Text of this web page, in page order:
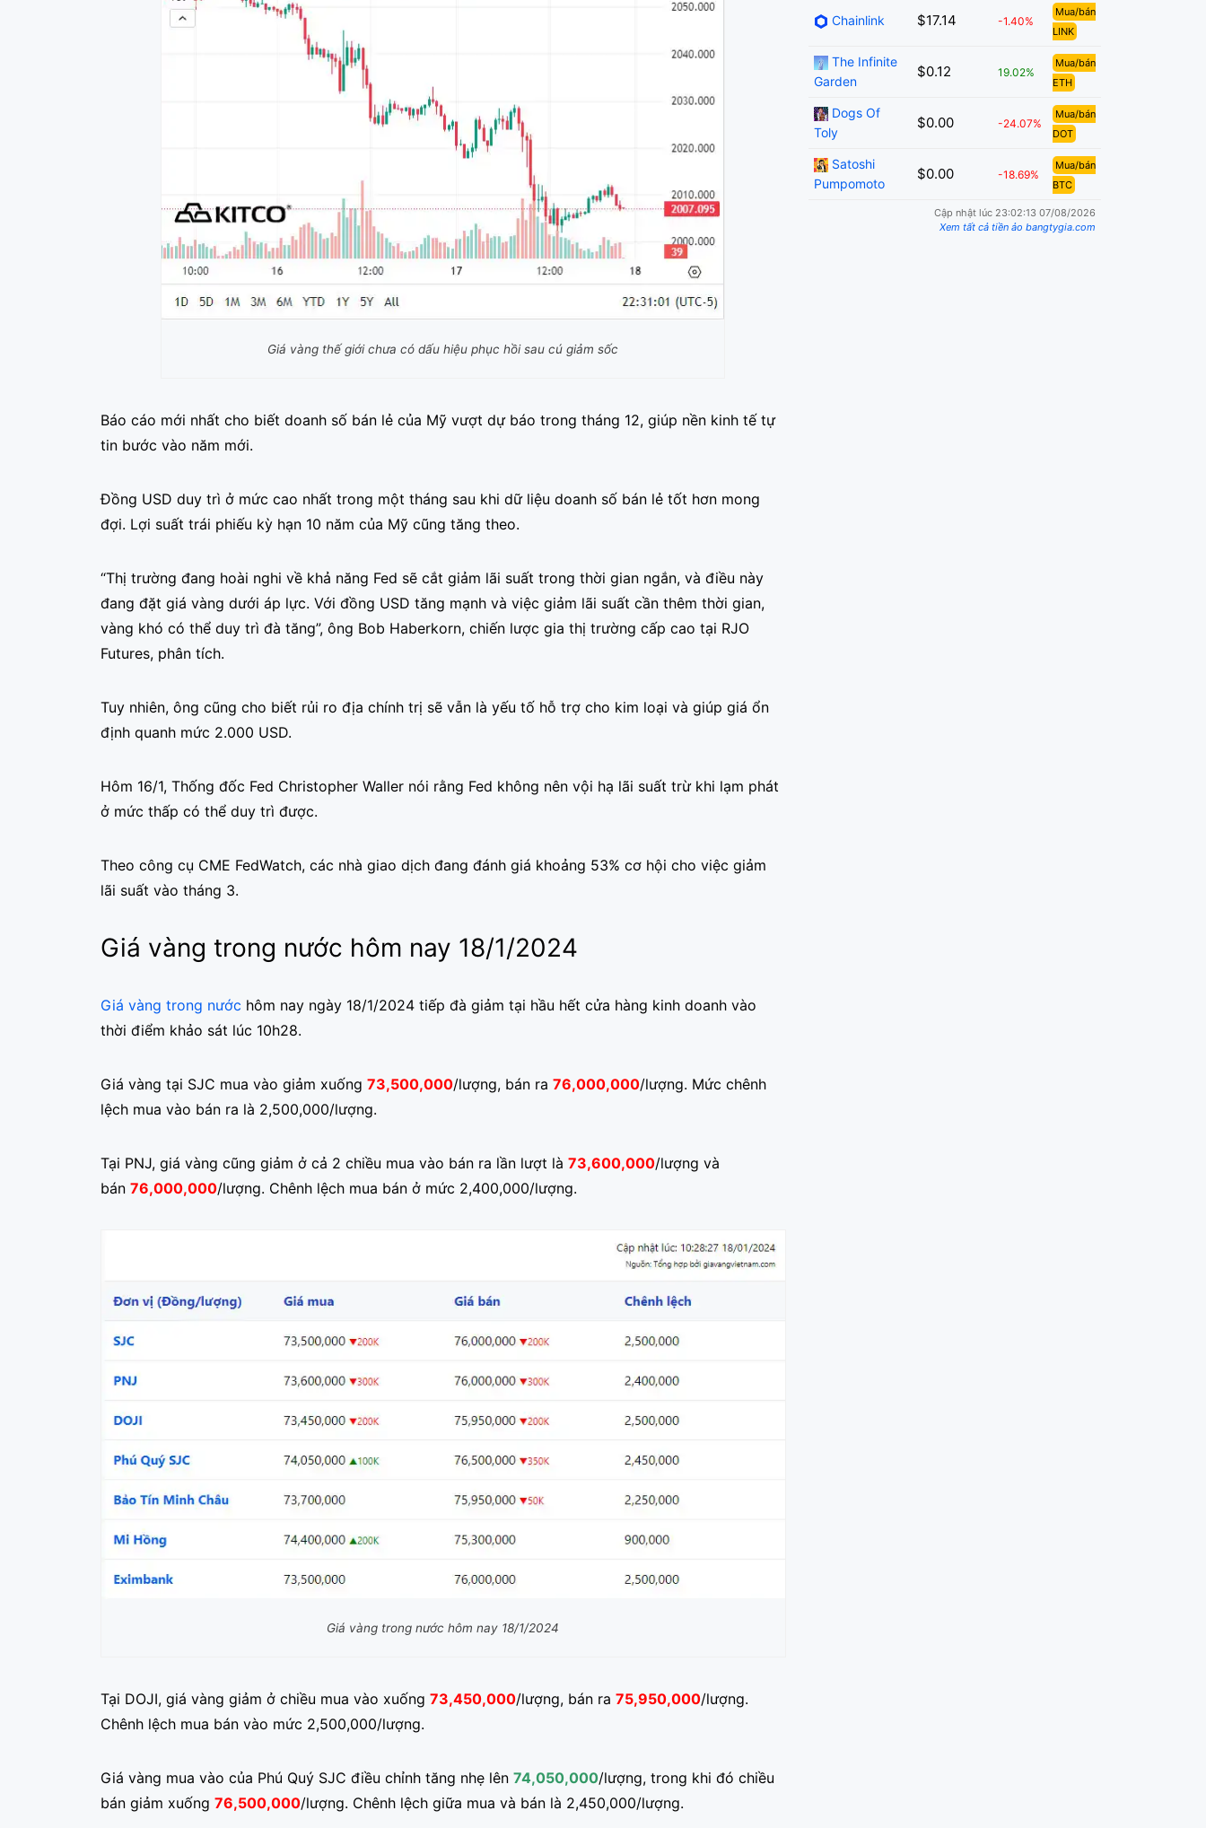
Giá vàng thế giới chưa có dấu hiệu phục hồi sau cú giảm sốc
Báo cáo mới nhất cho biết doanh số bán lẻ của Mỹ vượt dự báo trong tháng 12, giúp nền kinh tế tự
tin bước vào năm mới.
Đồng USD duy trì ở mức cao nhất trong một tháng sau khi dữ liệu doanh số bán lẻ tốt hơn mong
đợi. Lợi suất trái phiếu kỳ hạn 10 năm của Mỹ cũng tăng theo.
“Thị trường đang hoài nghi về khả năng Fed sẽ cắt giảm lãi suất trong thời gian ngắn, và điều này
đang đặt giá vàng dưới áp lực. Với đồng USD tăng mạnh và việc giảm lãi suất cần thêm thời gian,
vàng khó có thể duy trì đà tăng”, ông Bob Haberkorn, chiến lược gia thị trường cấp cao tại RJO
Futures, phân tích.
Tuy nhiên, ông cũng cho biết rủi ro địa chính trị sẽ vẫn là yếu tố hỗ trợ cho kim loại và giúp giá ổn
định quanh mức 2.000 USD.
Hôm 16/1, Thống đốc Fed Christopher Waller nói rằng Fed không nên vội hạ lãi suất trừ khi lạm phát
ở mức thấp có thể duy trì được.
Theo công cụ CME FedWatch, các nhà giao dịch đang đánh giá khoảng 53% cơ hội cho việc giảm
lãi suất vào tháng 3.
Giá vàng trong nước hôm nay 18/1/2024
Giá vàng trong nước hôm nay ngày 18/1/2024 tiếp đà giảm tại hầu hết cửa hàng kinh doanh vào
thời điểm khảo sát lúc 10h28.
Giá vàng tại SJC mua vào giảm xuống 73,500,000/lượng, bán ra 76,000,000/lượng. Mức chênh
lệch mua vào bán ra là 2,500,000/lượng.
Tại PNJ, giá vàng cũng giảm ở cả 2 chiều mua vào bán ra lần lượt là 73,600,000/lượng và
bán 76,000,000/lượng. Chênh lệch mua bán ở mức 2,400,000/lượng.
Giá vàng trong nước hôm nay 18/1/2024
Tại DOJI, giá vàng giảm ở chiều mua vào xuống 73,450,000/lượng, bán ra 75,950,000/lượng.
Chênh lệch mua bán vào mức 2,500,000/lượng.
Giá vàng mua vào của Phú Quý SJC điều chỉnh tăng nhẹ lên 74,050,000/lượng, trong khi đó chiều
bán giảm xuống 76,500,000/lượng. Chênh lệch giữa mua và bán là 2,450,000/lượng.
Chainlink $17.14 -1.40%
Mua/bán
LINK
The Infinite
Garden
$0.12 19.02%
Mua/bán
ETH
Dogs Of
Toly
$0.00 -24.07%
Mua/bán
DOT
Satoshi
Pumpomoto
$0.00 -18.69%
Mua/bán
BTC
Cập nhật lúc 23:02:13 07/08/2026
Xem tất cả tiền ảo bangtygia.com